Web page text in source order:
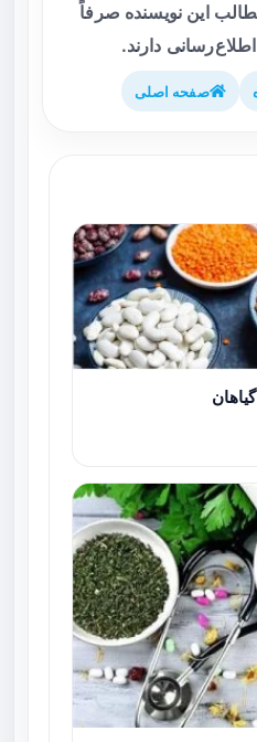
این نویسنده صرفاً
دارند.
صفحه اصلی